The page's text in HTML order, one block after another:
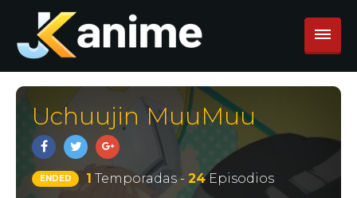
Uchuujin MuuMuu
ENDED 1 Temporadas - 24Episodios